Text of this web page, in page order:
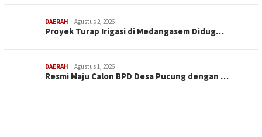
DAERAH Agustus 2, 2026
Proyek Turap Irigasi di Medangasem Didug…
DAERAH Agustus 1, 2026
Resmi Maju Calon BPD Desa Pucung dengan …